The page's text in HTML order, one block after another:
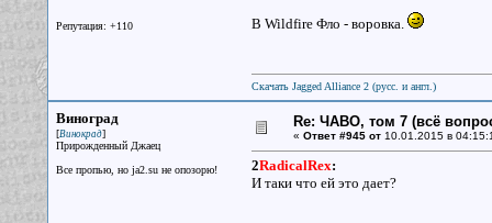
Репутация: +110 В Wildfire Фло - воровка.
Скачать Jagged Alliance 2 (русс. и англ.)
Виноград
[Винокрад]
Прирожденный Джаец
Все пpопью, но ja2.su не опозоpю!
Re: ЧАВО, том 7 (всё
« Ответ #945 от10.01.2015 в
2RadicalRex:
И таки что ей это дает?